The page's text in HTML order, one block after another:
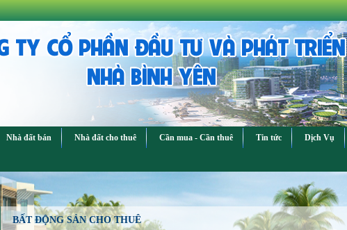
TY CỔ PHẦN ĐẦU TƯ VÀ PHÁT TRIỂN
NHÀ BÌNH YÊN
Nhà đất bán Nhà đất cho thuê Cần mua - Cần thuê Tin tức Dịch Vụ
BẤT ĐỘNG SẢN CHO THUÊ